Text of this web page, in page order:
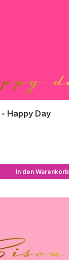
Happy Day
In den Warenkorb